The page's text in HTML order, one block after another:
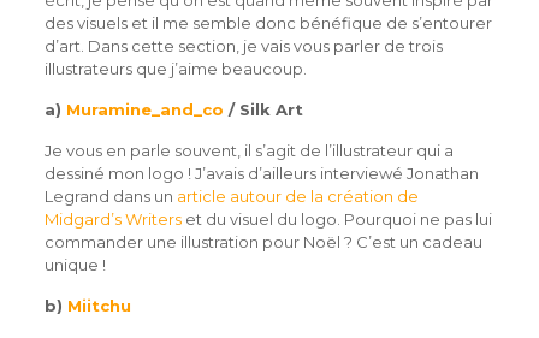
des visuels et il me semble donc bénéfique de s’entourer
d’art. Dans cette section, je vais vous parler de trois
illustrateurs que j’aime beaucoup.
a) Muramine_and_co / Silk Art
Je vous en parle souvent, il s’agit de l’illustrateur qui a
dessiné mon logo ! J’avais d’ailleurs interviewé Jonathan
Legrand dans un article autour de la création de
Midgard’s Writerset du visuel du logo. Pourquoi ne pas lui
commander une illustration pour Noël ? C’est un cadeau
unique !
b) Miitchu